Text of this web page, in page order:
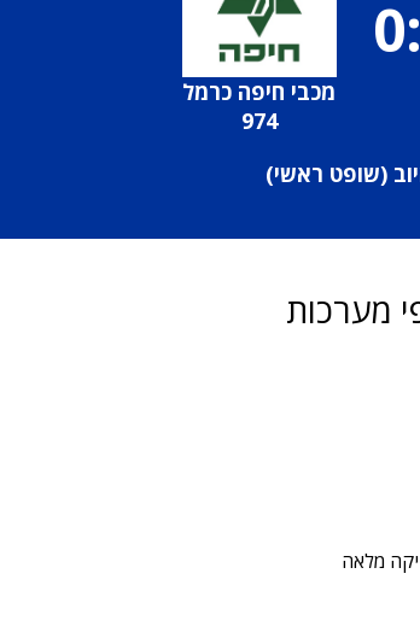
מכבי חיפה כרמל
974
(שופט ראשי)
מערכות
מלאה